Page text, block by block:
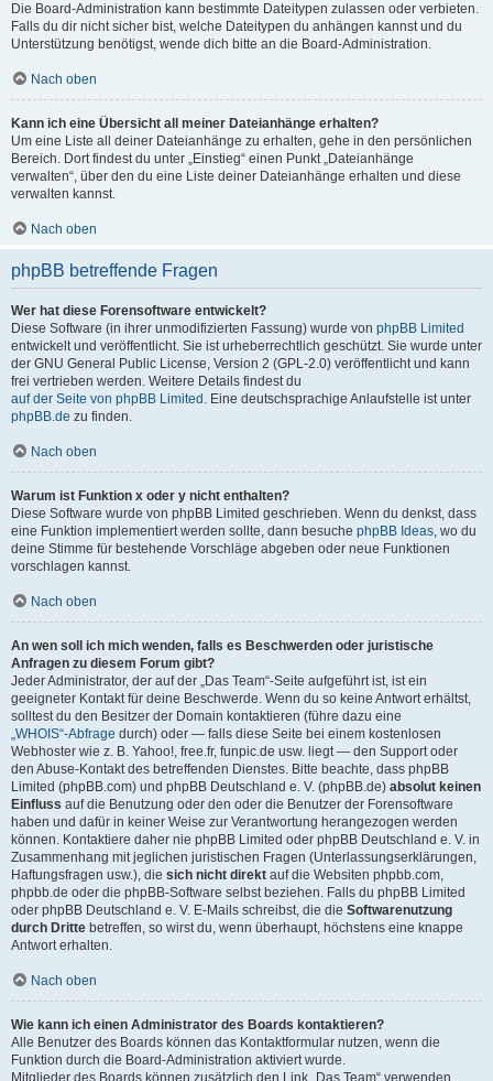
Die Board-Administration kann bestimmte Dateitypen zulassen oder verbieten.
Falls du dir nicht sicher bist, welche Dateitypen du anhängen kannst und du
Unterstützung benötigst, wende dich bitte an die Board-Administration.
Nach oben
Kann ich eine Übersicht all meiner Dateianhänge erhalten?
Um eine Liste all deiner Dateianhänge zu erhalten, gehe in den persönlichen
Bereich. Dort findest du unter „Einstieg“ einen Punkt „Dateianhänge
verwalten“, über den du eine Liste deiner Dateianhänge erhalten und diese
verwalten kannst.
Nach oben
phpBB betreffende Fragen
Wer hat diese Forensoftware entwickelt?
Diese Software (in ihrer unmodifizierten Fassung) wurde von phpBB Limited
entwickelt und veröffentlicht. Sie ist urheberrechtlich geschützt. Sie wurde unter
der GNU General Public License, Version 2 (GPL-2.0) veröffentlicht und kann
frei vertrieben werden. Weitere Details findest du
auf der Seite von phpBB Limited . Eine deutschsprachige Anlaufstelle ist unter
phpBB.de zu finden.
Nach oben
Warum ist Funktion x oder y nicht enthalten?
Diese Software wurde von phpBB Limited geschrieben. Wenn du denkst, dass
eine Funktion implementiert werden sollte, dann besuche phpBB Ideas, wo du
deine Stimme für bestehende Vorschläge abgeben oder neue Funktionen
vorschlagen kannst.
Nach oben
An wen soll ich mich wenden, falls es Beschwerden oder juristische
Anfragen zu diesem Forum gibt?
Jeder Administrator, der auf der „Das Team“-Seite aufgeführt ist, ist ein
geeigneter Kontakt für deine Beschwerde. Wenn du so keine Antwort erhältst,
solltest du den Besitzer der Domain kontaktieren (führe dazu eine
„WHOIS“-Abfrage durch) oder — falls diese Seite bei einem kostenlosen
Webhoster wie z. B. Yahoo!, free.fr, funpic.de usw. liegt — den Support oder
den Abuse-Kontakt des betreffenden Dienstes. Bitte beachte, dass phpBB
Limited (phpBB.com) und phpBB Deutschland e. V. (phpBB.de) absolut keinen
Einfluss auf die Benutzung oder den oder die Benutzer der Forensoftware
haben und dafür in keiner Weise zur Verantwortung herangezogen werden
können. Kontaktiere daher nie phpBB Limited oder phpBB Deutschland e. V. in
Zusammenhang mit jeglichen juristischen Fragen (Unterlassungserklärungen,
Haftungsfragen usw.), die sich nicht direkt auf die Websiten phpbb.com,
phpbb.de oder die phpBB-Software selbst beziehen. Falls du phpBB Limited
oder phpBB Deutschland e. V. E-Mails schreibst, die die Softwarenutzung
durch Dritte betreffen, so wirst du, wenn überhaupt, höchstens eine knappe
Antwort erhalten.
Nach oben
Wie kann ich einen Administrator des Boards kontaktieren?
Alle Benutzer des Boards können das Kontaktformular nutzen, wenn die
Funktion durch die Board-Administration aktiviert wurde.
Mitglieder des Boards können zusätzlich den Link „Das Team“ verwenden.